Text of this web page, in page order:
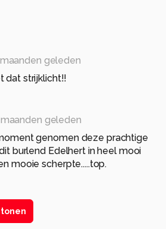
geleden
dat strijklicht!!
geleden
genomen deze prachtige
burlend Edelhert in heel mooi
mooie scherpte.....top.